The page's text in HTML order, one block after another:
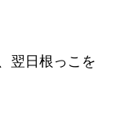
翌日根っこを